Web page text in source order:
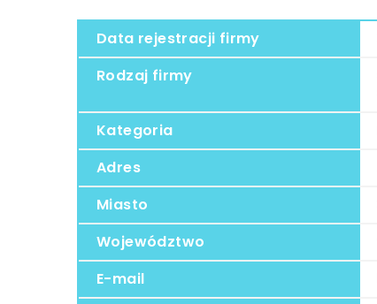
Data rejestracji firmy
Rodzaj firmy
Kategoria
Adres
Miasto
Województwo
E-mail